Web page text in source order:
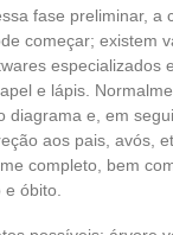
fase preliminar, a
começar; existem
especializados
e lápis.
diagrama e, em
aos pais, avós,
completo, bem
óbito.